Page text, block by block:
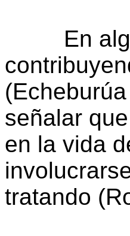
En
señalar
en la vida
tratando